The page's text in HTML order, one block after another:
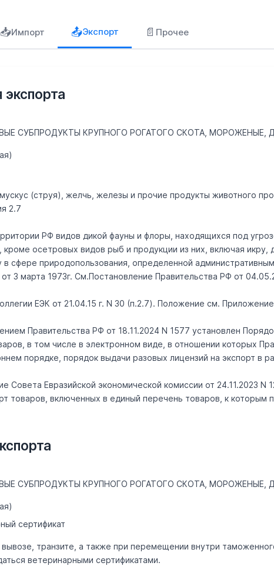
📥Импорт 📤Экспорт 📄 Прочее
экспорта
СУБПРОДУКТЫ КРУПНОГО РОГАТОГО СКОТА, МОРОЖЕНЫЕ,
(струя), желчь, железы и прочие продукты животного
2.7
РФ видов дикой фауны и флоры, находящихся под
кроме осетровых видов рыб и продукции из них, включая
в сфере природопользования, определенной
3 марта 1973г. См.Постановление Правительства РФ от
ЕЭК от 21.04.15 г. N 30 (п.2.7). Положение см.
Правительства РФ от 18.11.2024 N 1577 установлен
в том числе в электронном виде, в отношении которых
порядке, порядок выдачи разовых лицензий на экспорт в
Совета Евразийской экономической комиссии от 24.11.2023
товаров, включенных в единый перечень товаров, к
СУБПРОДУКТЫ КРУПНОГО РОГАТОГО СКОТА, МОРОЖЕНЫЕ,
сертификат
транзите, а также при перемещении внутри
ветеринарными сертификатами.